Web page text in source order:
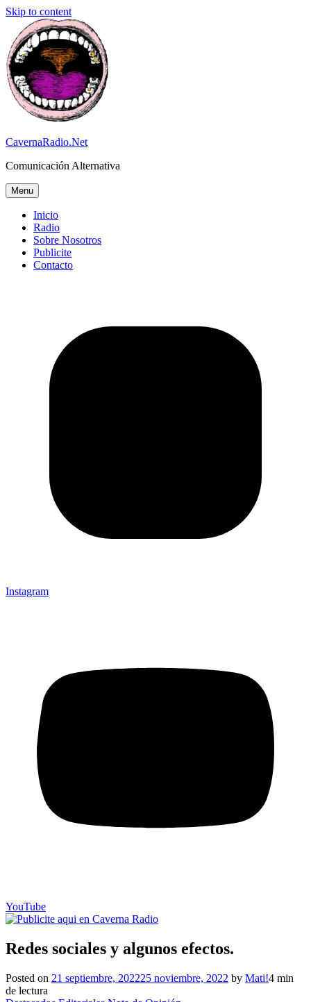
Skip to content
CavernaRadio.Net
Comunicación Alternativa
Menu
Inicio
Radio
Sobre Nosotros
Publicite
Contacto
Instagram
YouTube
Redes sociales y algunos efectos.
Posted on 21 septiembre, 202225 noviembre, 2022 by Mati!4 min
de lectura